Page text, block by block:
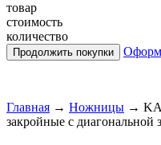
товар
стоимость
количество
Главная → Ножницы →
закройные с диагональной